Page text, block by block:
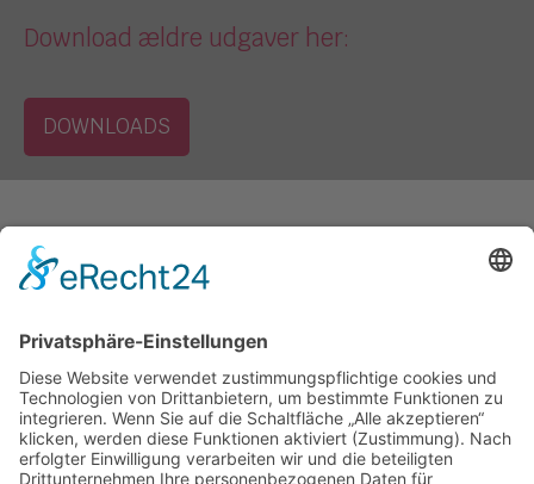
Download ældre udgaver her:
DOWNLOADS
Kontakt
Ugeavisen Sydslesvig
Norderstr. 76
24939 Flensborg